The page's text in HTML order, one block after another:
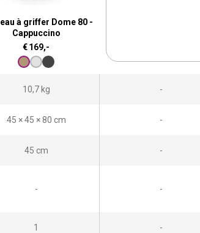
à griffer Dome 80 -
Cappuccino
€169,-
10,7 kg -
45 × 45 × 80 cm -
45 cm -
- -
1 -